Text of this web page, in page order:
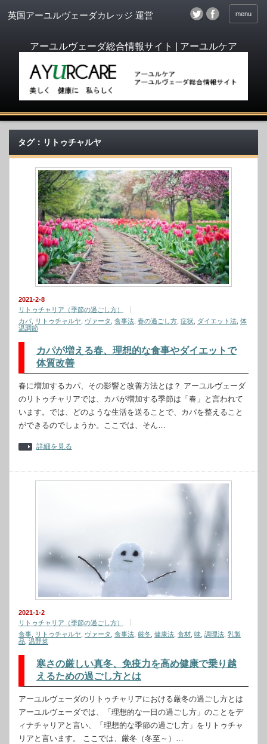
menu
英国アーユルヴェーダカレッジ 運営
タグ：リトゥチャルヤ
2021-2-8
リトゥチャリア（季節の過ごし方）
カパ
リトゥチャルヤ ヴァータ 食事法 春の過ごし方 症状 ダイエット法 体
温調節
カパが増える春、理想的な食事やダイエットで
体質改善
春に増加するカパ、その影響と改善方法とは？ アーユルヴェーダ
のリトゥチャリアでは、カパが増加する季節は「春」と言われて
います。では、どのような生活を送ることで、カパを整えること
ができるのでしょうか。ここでは、そん…
詳細を見る
2021-1-2
リトゥチャリア（季節の過ごし方）
食事
リトゥチャルヤ ヴァータ 食事法 厳冬 健康法 食材 味 調理法 乳製
品 温野菜
寒さの厳しい真冬、免疫力を高め健康で乗り越
えるための過ごし方とは
アーユルヴェーダのリトゥチャリアにおける厳冬の過ごし方とは
アーユルヴェーダでは、「理想的な一日の過ごし方」のことをデ
ィナチャリアと言い、「理想的な季節の過ごし方」をリトゥチャ
リアと言います。 ここでは、厳冬（冬至～）…